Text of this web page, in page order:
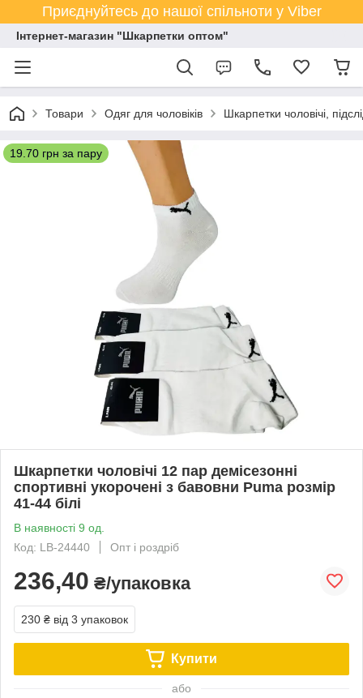
Приєднуйтесь до нашої спільноти у Viber
Інтернет-магазин "Шкарпетки оптом"
Товари Одяг для чоловіків Шкарпетки чоловічі,
19.70 грн за пару
Шкарпетки чоловічі 12 пар демісезонні
спортивні укорочені з бавовни Puma розмір
41-44 білі
В наявності 9 од.
Код: LB-24440
Опт і роздріб
236,40 ₴/упаковка
230 ₴ від 3 упаковок
Купити
або